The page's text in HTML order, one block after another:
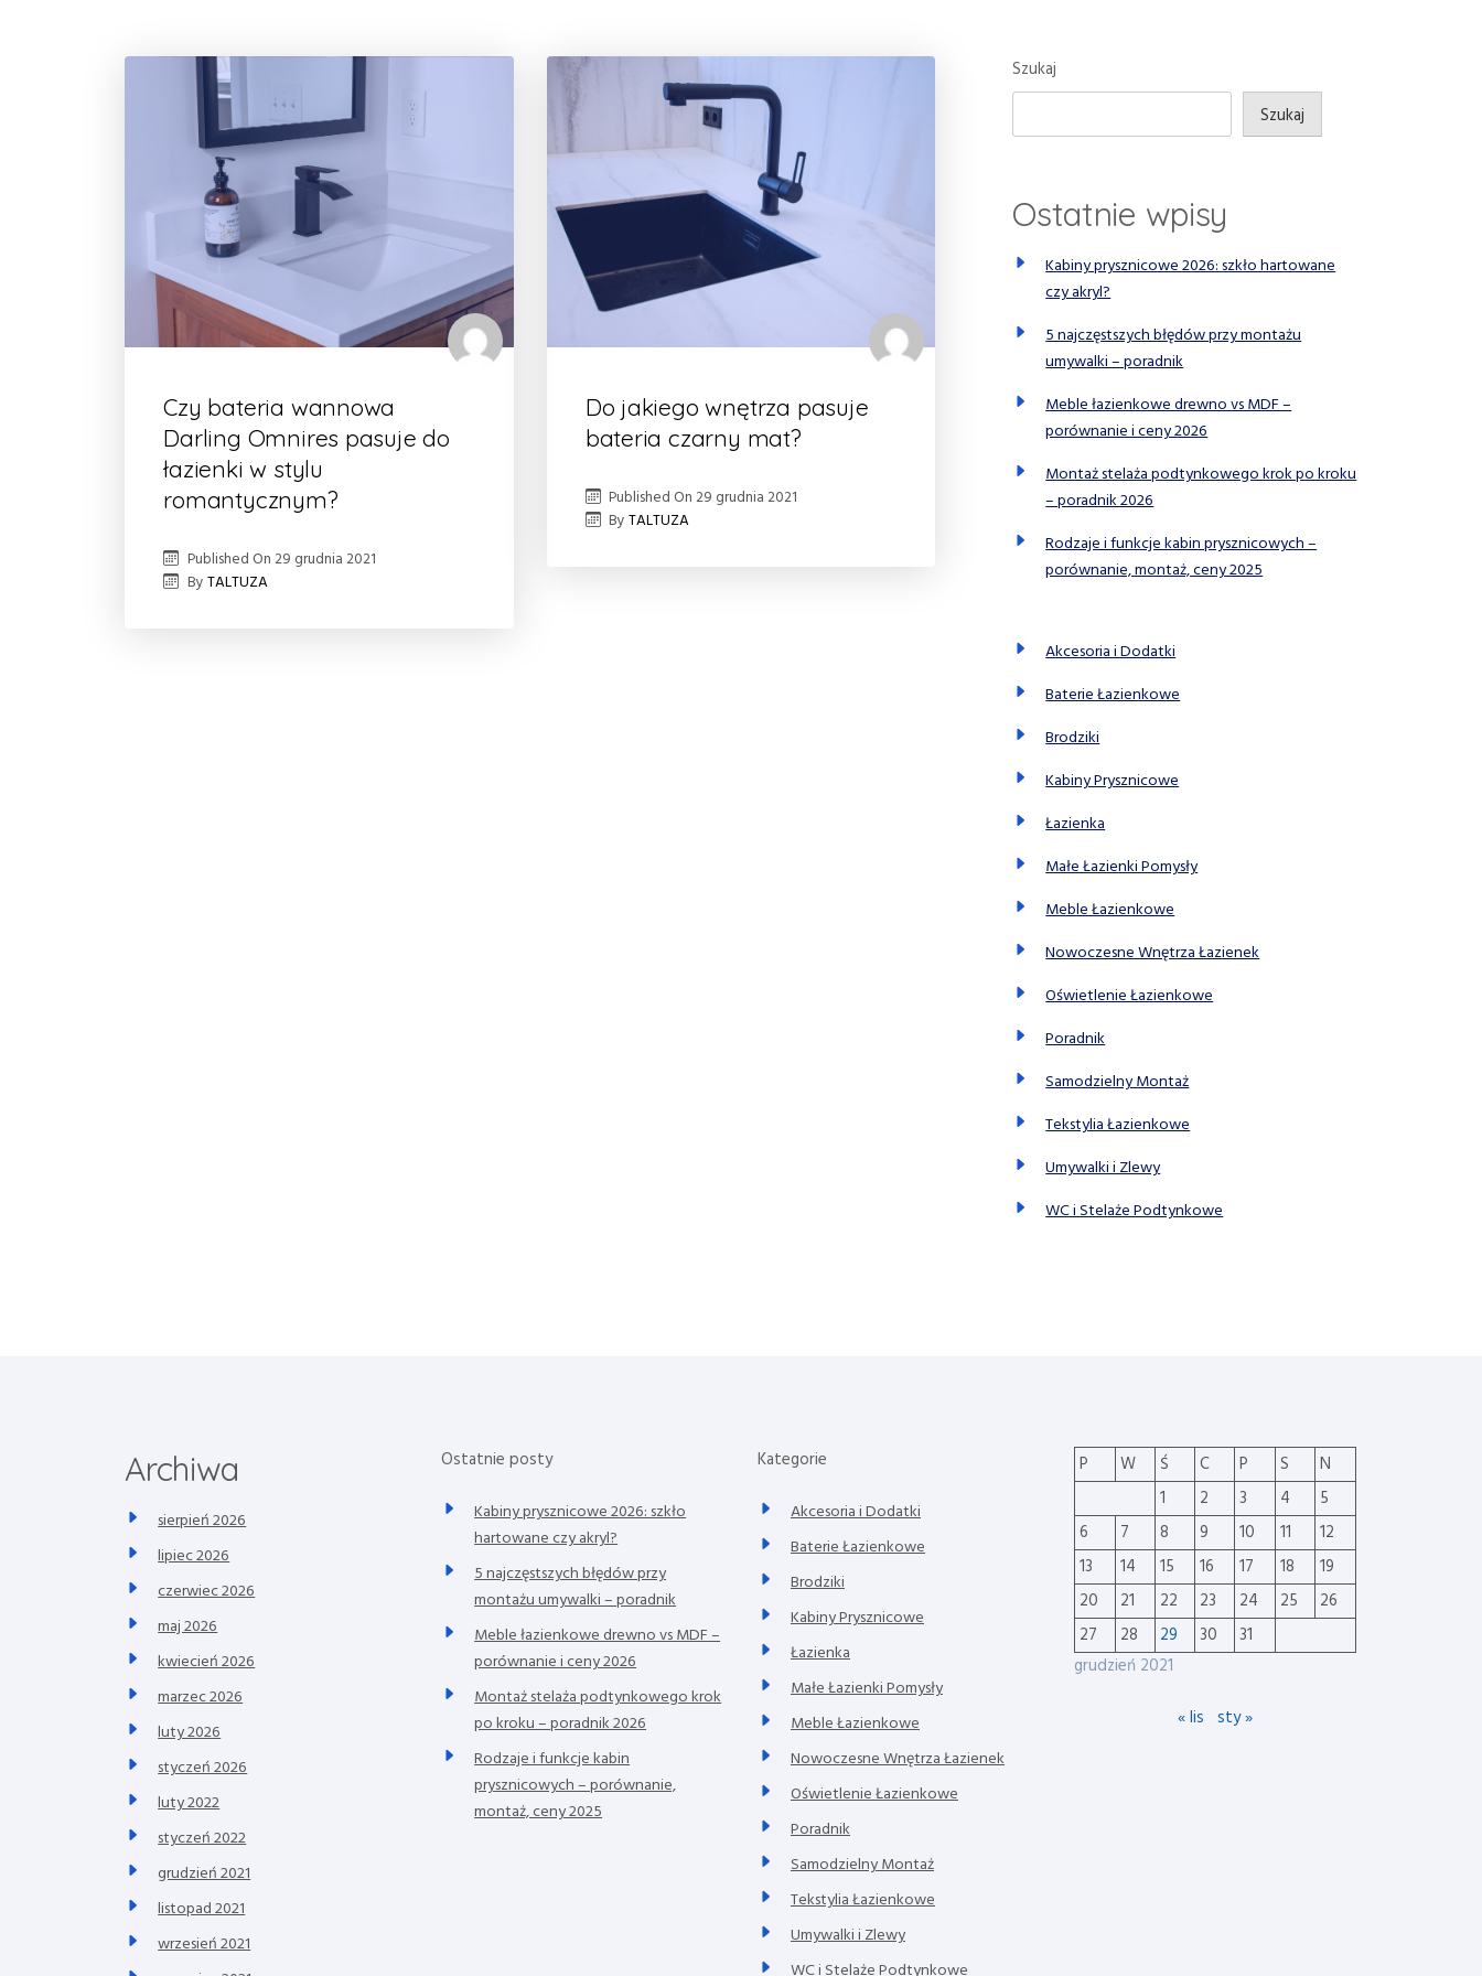
Czy bateria wannowa
Darling Omnires pasuje do
łazienki w stylu
romantycznym?
Published On29 grudnia 2021
ByTALTUZA
Do jakiego wnętrza pasuje
bateria czarny mat?
Published On29 grudnia 2021
ByTALTUZA
Szukaj
Szukaj
Ostatnie wpisy
Kabiny prysznicowe 2026: szkło hartowane
czy akryl?
5 najczęstszych błędów przy montażu
umywalki – poradnik
Meble łazienkowe drewno vs MDF –
porównanie i ceny 2026
Montaż stelaża podtynkowego krok po kroku
– poradnik 2026
Rodzaje i funkcje kabin prysznicowych –
porównanie, montaż, ceny 2025
Akcesoria i Dodatki
Baterie Łazienkowe
Brodziki
Kabiny Prysznicowe
Łazienka
Małe Łazienki Pomysły
Meble Łazienkowe
Nowoczesne Wnętrza Łazienek
Oświetlenie Łazienkowe
Poradnik
Samodzielny Montaż
Tekstylia Łazienkowe
Umywalki i Zlewy
WC i Stelaże Podtynkowe
Archiwa
sierpień 2026
lipiec 2026
czerwiec 2026
maj 2026
kwiecień 2026
marzec 2026
luty 2026
styczeń 2026
luty 2022
styczeń 2022
grudzień 2021
listopad 2021
wrzesień 2021
Ostatnie posty
Kabiny prysznicowe 2026: szkło
hartowane czy akryl?
5 najczęstszych błędów przy
montażu umywalki – poradnik
Meble łazienkowe drewno vs MDF –
porównanie i ceny 2026
Montaż stelaża podtynkowego krok
po kroku – poradnik 2026
Rodzaje i funkcje kabin
prysznicowych – porównanie,
montaż, ceny 2025
Kategorie
Akcesoria i Dodatki
Baterie Łazienkowe
Brodziki
Kabiny Prysznicowe
Łazienka
Małe Łazienki Pomysły
Meble Łazienkowe
Nowoczesne Wnętrza Łazienek
Oświetlenie Łazienkowe
Poradnik
Samodzielny Montaż
Tekstylia Łazienkowe
Umywalki i Zlewy
WC i Stelaże Podtynkowe
grudzień 2021
P W Ś C P S
N
1
2 3 4
5
6
7 8 9 10 11
12
13
14 15 16 17 18
19
20
21 22 23 24 25
26
27
28 29 30 31
« lis sty »